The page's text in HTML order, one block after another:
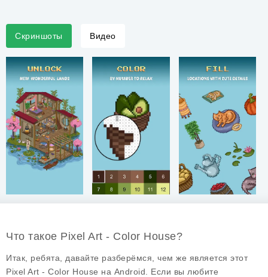
Скриншоты Видео
Что такое Pixel Art - Color House?
Итак, ребята, давайте разберёмся, чем же является этот
Pixel Art - Color House на Android. Если вы любите